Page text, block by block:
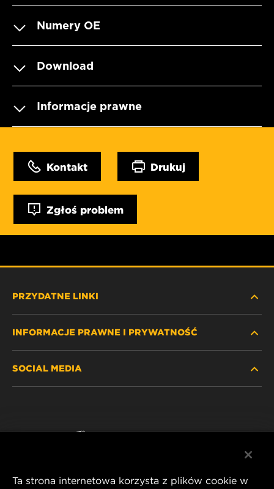
Numery OE
Download
Informacje prawne
Kontakt Drukuj
Zgłoś problem
PRZYDATNE LINKI
GDZIE KUPIĆ
INFORMACJE PRAWNE I PRYWATNOŚĆ
SOCIAL MEDIA
Ta strona internetowa korzysta z plików cookie w